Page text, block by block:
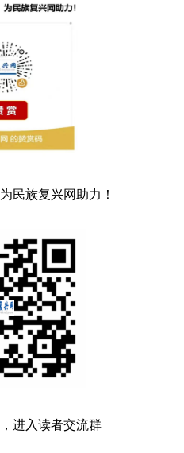
民族复兴网助力！
进入读者交流群